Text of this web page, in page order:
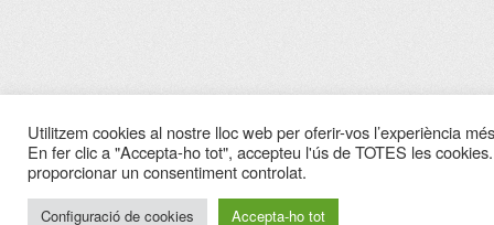
Utilitzem cookies al nostre lloc web per oferir-vos l’experiència
En fer clic a "Accepta-ho tot", accepteu l'ús de TOTES les
proporcionar un consentiment controlat.
Configuració de cookies Accepta-ho tot